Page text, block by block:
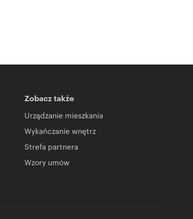
Zobacz także
Urządzanie mieszkania
Wykańczanie wnętrz
Strefa partnera
Wzory umów